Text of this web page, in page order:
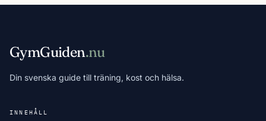
GymGuiden.nu
Din svenska guide till träning, kost och hälsa.
INNEHÅLL